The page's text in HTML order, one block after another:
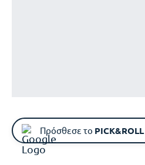
Πρόσθεσε το PICK&ROLL